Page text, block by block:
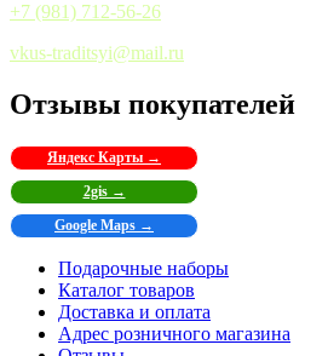
+7 (981) 712-56-26
vkus-traditsyi@mail.ru
Отзывы покупателей
Яндекс Карты →
2gis →
Google Maps →
Подарочные наборы
Каталог товаров
Доставка и оплата
Адрес розничного магазина